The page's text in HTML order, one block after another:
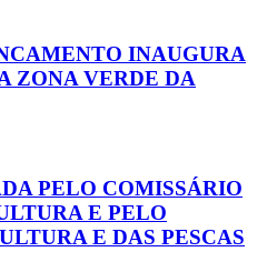
INAUGURA
ZONA VERDE DA
PELO COMISSÁRIO
E PELO
E DAS PESCAS